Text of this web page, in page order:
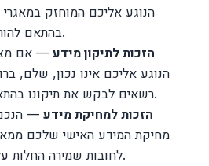
הנוגע אליכם המוחזק
בהתאם להוראות סעיף 13 לחוק.
הזכות לתיקון מידע — אם
הנוגע אליכם אינו נכון, שלם,
רשאים לבקש את תיקונו בהתאם לסעיף 14 לחוק.
הזכות למחיקת מידע —
מחיקת המידע האישי שלכם
לחובות שמירה החלות על המשרד על פי דין.